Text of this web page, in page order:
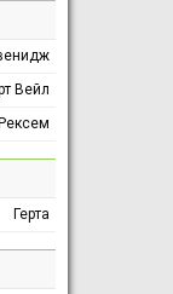
Вейл
Герта